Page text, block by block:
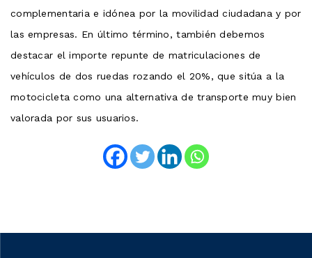
complementaria e idónea por la movilidad ciudadana y por
las empresas. En último término, también debemos
destacar el importe repunte de matriculaciones de
vehículos de dos ruedas rozando el 20%, que sitúa a la
motocicleta como una alternativa de transporte muy bien
valorada por sus usuarios.